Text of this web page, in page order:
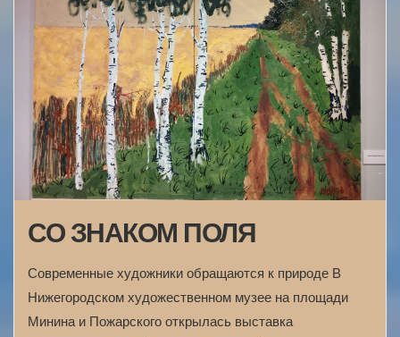
СО ЗНАКОМ ПОЛЯ
Современные художники обращаются к природе В
Нижегородском художественном музее на площади
Минина и Пожарского открылась выставка